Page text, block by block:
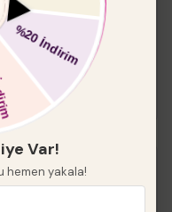
Var!
hemen yakala!